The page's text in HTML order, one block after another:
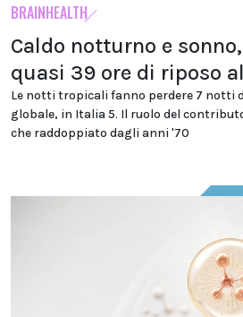
BRAINHEALTH
Caldo notturno e
quasi 39 ore di riposo
Le notti tropicali fanno perdere 7 notti
globale, in Italia 5. Il ruolo del
che raddoppiato dagli anni '70